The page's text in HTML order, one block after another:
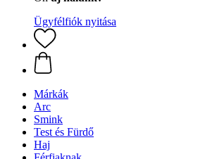
Ügyfélfiók nyitása
Márkák
Arc
Smink
Test és Fürdő
Haj